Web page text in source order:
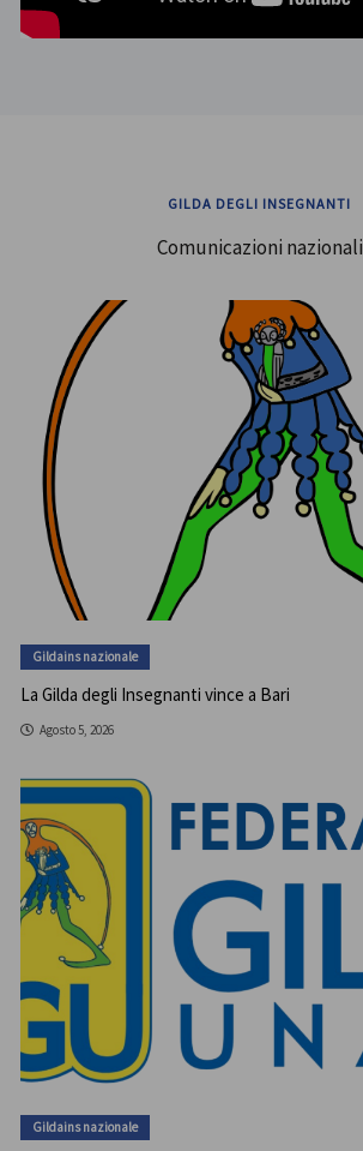
GILDA DEGLI INSEGNANTI
Comunicazioni nazionali
Gildains nazionale
La Gilda degli Insegnanti vince a Bari
Agosto 5, 2026
Gildains nazionale